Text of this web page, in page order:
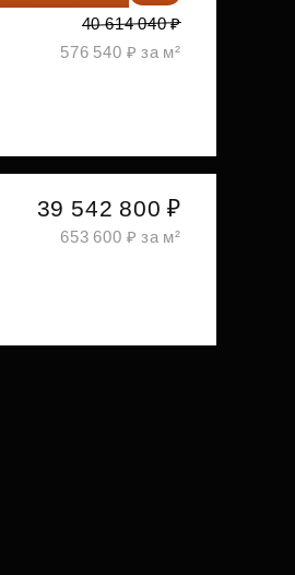
40 614 040 ₽
576 540 ₽ за м²
39 542 800 ₽
653 600 ₽ за м²